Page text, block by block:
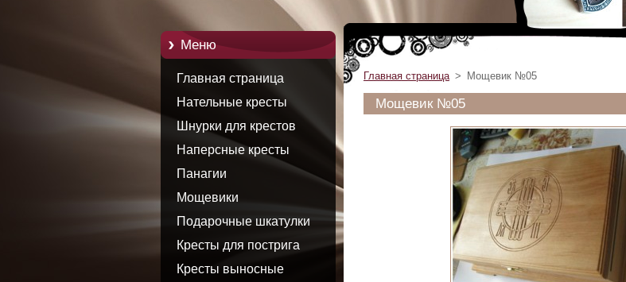
Mеню
Главная страница
Нательные кресты
Шнурки для крестов
Наперсные кресты
Панагии
Мощевики
Подарочные шкатулки
Кресты для пострига
Кресты выносные
Главная страница > Мощевик №05
Мощевик №05